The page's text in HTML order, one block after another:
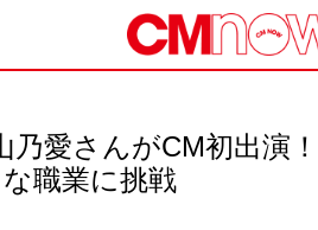
乃愛さんがCM初出演
職業に挑戦